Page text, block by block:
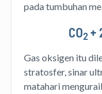
pada tumbuhan
CO2 +
Gas oksigen itu
stratosfer, sinar
matahari